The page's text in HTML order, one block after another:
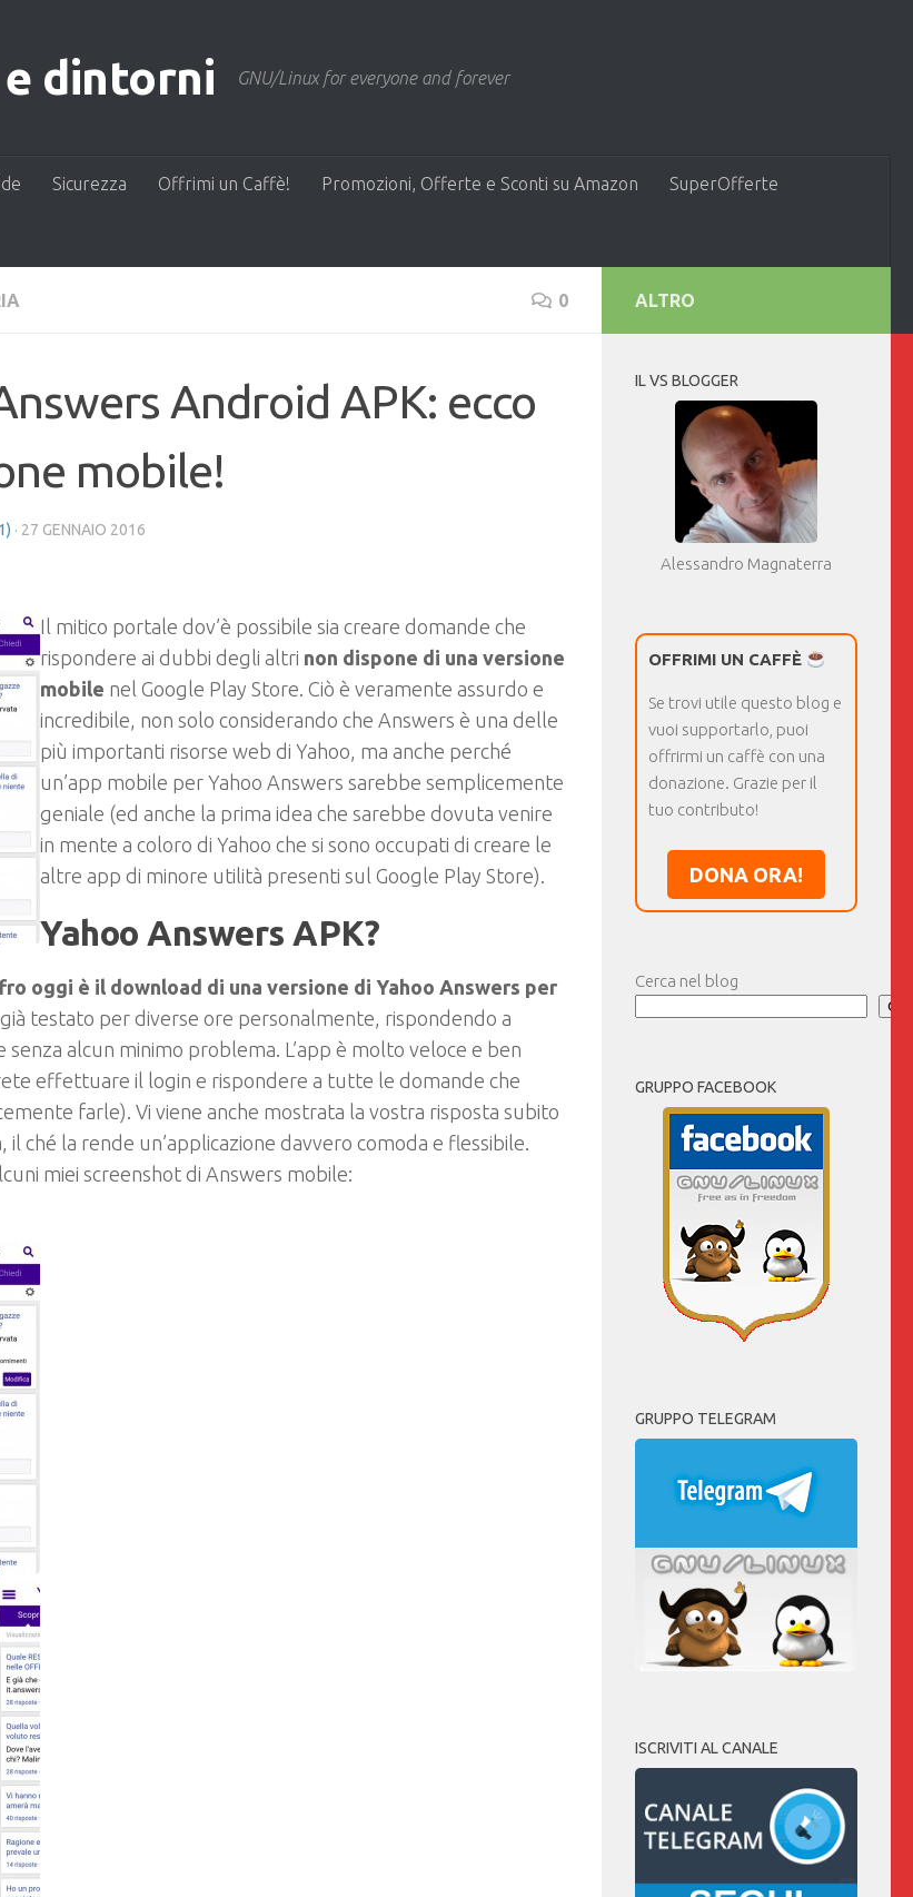
dintorni GNU/Linux for everyone and forever
Sicurezza Offrimi un Caffè! Promozioni, Offerte e Sconti su Amazon SuperOfferte
0
Android APK: ecco
mobile!
· 27 GENNAIO 2016
Il mitico portale dov’è possibile sia creare domande che
rispondere ai dubbi degli altri non dispone di una versione
mobile nel Google Play Store. Ciò è veramente assurdo e
incredibile, non solo considerando che Answers è una delle
più importanti risorse web di Yahoo, ma anche perché
un’app mobile per Yahoo Answers sarebbe semplicemente
geniale (ed anche la prima idea che sarebbe dovuta venire
in mente a coloro di Yahoo che si sono occupati di creare le
altre app di minore utilità presenti sul Google Play Store).
Yahoo Answers APK?
oggi è il download di una versione di Yahoo Answers per
già testato per diverse ore personalmente, rispondendo a
senza alcun minimo problema. L’app è molto veloce e ben
effettuare il login e rispondere a tutte le domande che
farle). Vi viene anche mostrata la vostra risposta subito
il ché la rende un’applicazione davvero comoda e flessibile.
miei screenshot di Answers mobile:
ALTRO
IL VS BLOGGER
Alessandro Magnaterra
OFFRIMI UN CAFFÈ
Se trovi utile questo blog e
vuoi supportarlo, puoi
offrirmi un caffè con una
donazione. Grazie per il
tuo contributo!
DONA ORA!
Cerca nel blog
GRUPPO FACEBOOK
GRUPPO TELEGRAM
ISCRIVITI AL CANALE